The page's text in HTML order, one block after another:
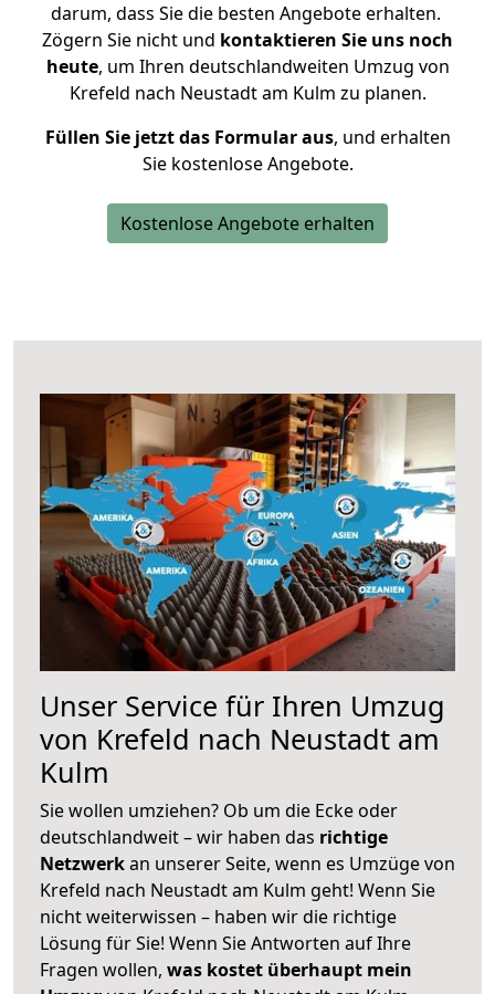
darum, dass Sie die besten Angebote erhalten.
Zögern Sie nicht und kontaktieren Sie uns noch
heute, um Ihren deutschlandweiten Umzug von
Krefeld nach Neustadt am Kulm zu planen.
Füllen Sie jetzt das Formular aus, und erhalten
Sie kostenlose Angebote.
Kostenlose Angebote erhalten
Unser Service für Ihren Umzug
von Krefeld nach Neustadt am
Kulm
Sie wollen umziehen? Ob um die Ecke oder
deutschlandweit – wir haben das richtige
Netzwerkan unserer Seite, wenn es Umzüge von
Krefeld nach Neustadt am Kulm geht! Wenn Sie
nicht weiterwissen – haben wir die richtige
Lösung für Sie! Wenn Sie Antworten auf Ihre
Fragen wollen, was kostet überhaupt mein